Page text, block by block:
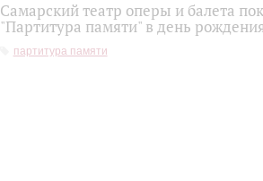
Самарский театр оперы и балета
"Партитура памяти" в день
партитура памяти